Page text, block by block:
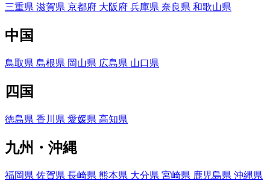
三重県 滋賀県 京都府 大阪府 兵庫県 奈良県 和歌山県
中国
鳥取県 島根県 岡山県 広島県 山口県
四国
徳島県 香川県 愛媛県 高知県
九州・沖縄
福岡県 佐賀県 長崎県 熊本県 大分県 宮崎県 鹿児島県 沖縄県